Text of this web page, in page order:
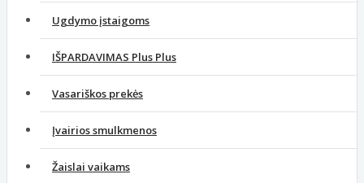
Ugdymo įstaigoms
IŠPARDAVIMAS Plus Plus
Vasariškos prekės
Įvairios smulkmenos
Žaislai vaikams